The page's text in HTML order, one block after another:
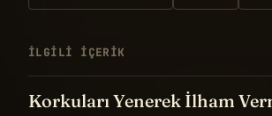
İLGILI IÇERIK
Korkuları Yenerek İlham